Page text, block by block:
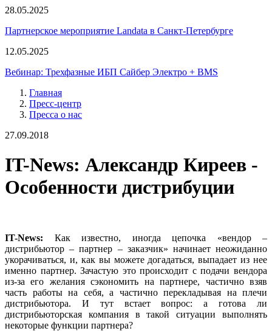
28.05.2025
Партнерское мероприятие Landata в Санкт-Петербурге
12.05.2025
Вебинар: Трехфазные ИБП Сайбер Электро + BMS
Главная
Пресс-центр
Пресса о нас
27.09.2018
IT-News: Александр Киреев -
Особенности дистрибуции
IT-News: Как известно, иногда цепочка «вендор –
дистрибьютор – партнер – заказчик» начинает неожиданно
укорачиваться, и, как вы можете догадаться, выпадает из нее
именно партнер. Зачастую это происходит с подачи вендора
из-за его желания сэкономить на партнере, частично взяв
часть работы на себя, а частично перекладывая на плечи
дистрибьютора. И тут встает вопрос: а готова ли
дистрибьюторская компания в такой ситуации выполнять
некоторые функции партнера?